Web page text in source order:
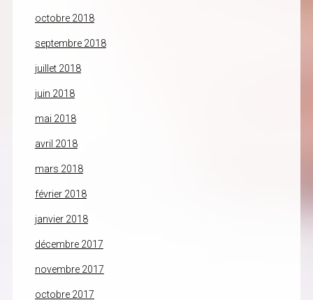
octobre 2018
septembre 2018
juillet 2018
juin 2018
mai 2018
avril 2018
mars 2018
février 2018
janvier 2018
décembre 2017
novembre 2017
octobre 2017